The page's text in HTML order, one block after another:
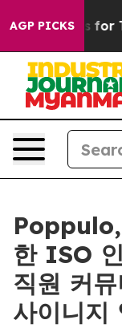
AGP PICKS
for
한 ISO
직원 커
사이니지